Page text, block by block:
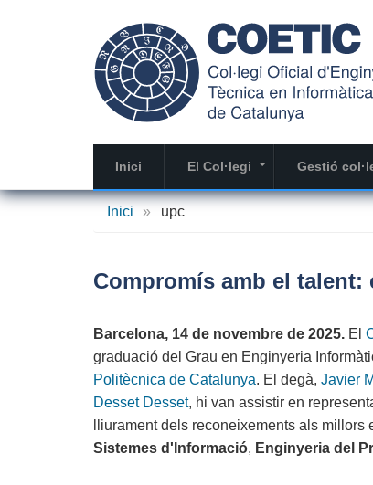
Inici El Col·legi Gestió
Inici » upc
Compromís amb el talent:
Barcelona, 14 de novembre de 2025. El
graduació del Grau en Enginyeria
Politècnica de Catalunya. El degà, Javier
Desset Desset, hi van assistir en
lliurament dels reconeixements als
Sistemes d'Informació, Enginyeria del